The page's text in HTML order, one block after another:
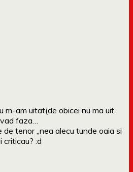
m-am uitat(de obicei nu ma uit
faza…
tenor „nea alecu tunde oaia si
criticau? :d